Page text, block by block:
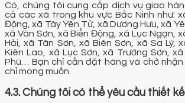
Có, chúng tôi cung cấp dịch vụ giao
cả các xã trong khu vực Bắc Ninh như:
Động, xã Tây Yên Tử, xã Dương Hưu, xã
xã Vân Sơn, xã Biển Động, xã Lục Ngạn,
Hải, xã Tân Sơn, xã Biên Sơn, xã Sa Lý,
Kiên Lao, xã Lục Sơn, xã Trường Sơn,
Phú… Bạn chỉ cần đặt hàng và chờ
chỉ mong muốn.
4.3. Chúng tôi có thể yêu cầu thiết